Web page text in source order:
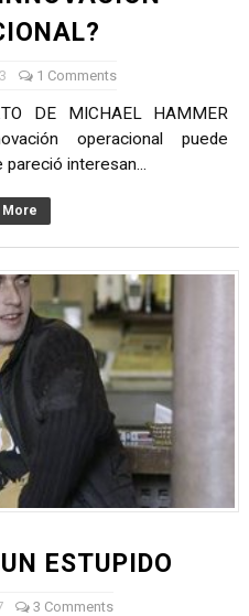
1 Comments
DE MICHAEL HAMMER
operacional puede
interesan...
More
ESTUPIDO
3 Comments